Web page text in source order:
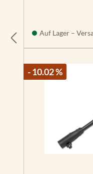
Auf Lager –
- 10.02 %